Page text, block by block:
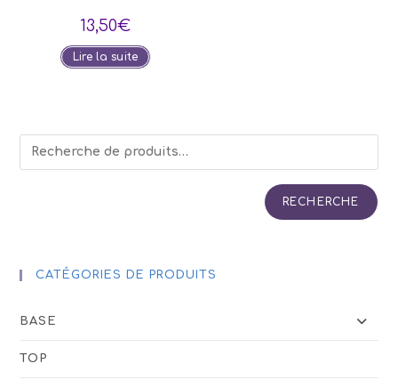
13,50€
Lire la suite
RECHERCHE
CATÉGORIES DE PRODUITS
BASE
TOP